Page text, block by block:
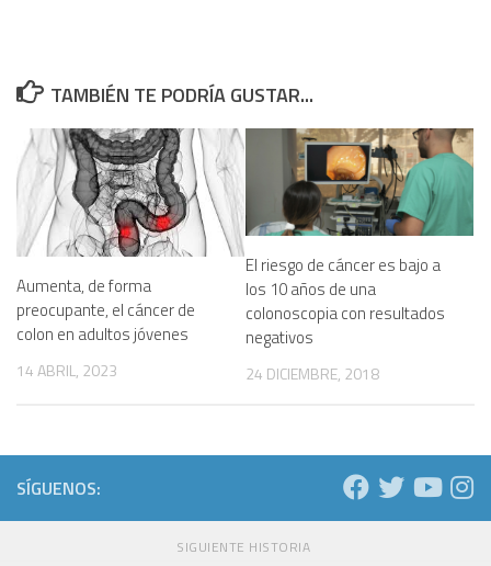
TAMBIÉN TE PODRÍA GUSTAR...
Aumenta, de forma
preocupante, el cáncer de
colon en adultos jóvenes
14 ABRIL, 2023
El riesgo de cáncer es bajo a
los 10 años de una
colonoscopia con resultados
negativos
24 DICIEMBRE, 2018
SÍGUENOS:
SIGUIENTE HISTORIA